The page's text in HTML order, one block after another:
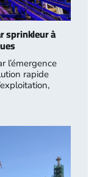
sprinkleur à
l’émergence
rapide